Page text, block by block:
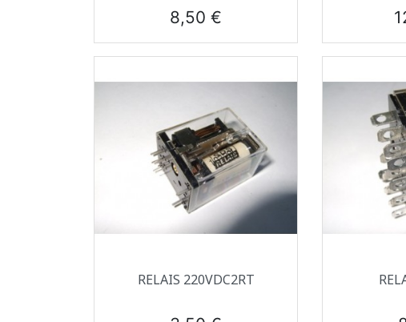
Prix
8,50 €
Aperçu rapide
RELAIS 220VDC2RT 